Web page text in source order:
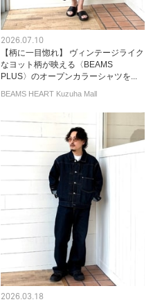
2026.07.10
【柄に一目惚れ】 ヴィンテージライク
なヨット柄が映える〈BEAMS
PLUS〉のオープンカラーシャツを...
BEAMS HEART Kuzuha Mall
2026.03.18